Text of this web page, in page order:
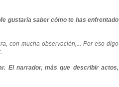
gustaría saber cómo te has enfrentado
con mucha observación,... Por eso digo
El narrador, más que describir actos,